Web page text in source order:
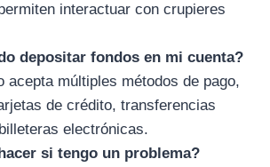
interactuar con crupieres
depositar fondos en mi cuenta?
acepta múltiples métodos de pago,
de crédito, transferencias
electrónicas.
si tengo un problema?